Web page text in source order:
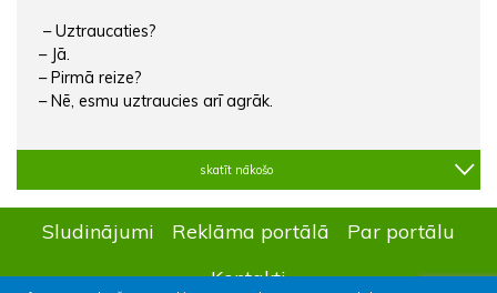
– Uztraucaties?
– Jā.
– Pirmā reize?
– Nē, esmu uztraucies arī agrāk.
skatīt nākošo
Sludinājumi Reklāma portālā
Par portālu
Kontakti